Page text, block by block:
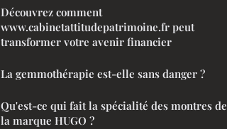
Découvrez comment
www.cabinetattitudepatrimoine.fr peut
transformer votre avenir financier
La gemmothérapie est-elle sans danger ?
Qu'est-ce qui fait la spécialité des montres de
la marque HUGO ?